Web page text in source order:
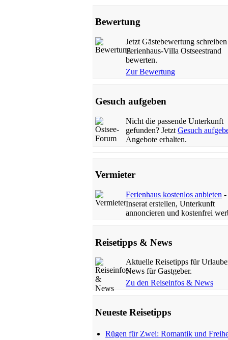
Bewertung
Jetzt Gästebewertung
Ferienhaus-Villa Ostseestrand
bewerten.
Zur Bewertung
Gesuch aufgeben
Nicht die passende Unterkunft
gefunden? Jetzt Gesuch
Angebote erhalten.
Vermieter
Ferienhaus kostenlos anbieten -
Inserat erstellen, Unterkunft
annoncieren und kostenfrei
Reisetipps & News
Aktuelle Reisetipps für
News für Gastgeber.
Zu den Reiseinfos & News
Neueste Reisetipps
Rügen für Zwei: Romantik und